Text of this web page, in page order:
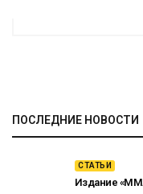
ПОСЛЕДНИЕ НОВОСТИ
СТАТЬИ
Издание